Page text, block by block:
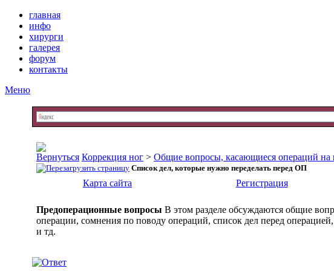
главная
инфо
хирурги
галерея
форум
контакты
Меню
Коррекция ног > Общие вопросы, касающиеся операций на
Список дел, которые нужно переделать перед ОП
Карта сайта Регистрация
Предоперационные вопросы В этом разделе обсуждаются общие
операции, сомнения по поводу операций, список дел перед
и тд.